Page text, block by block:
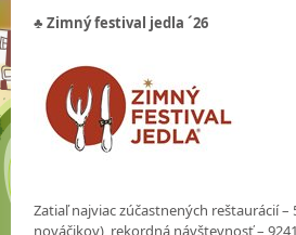
♣ Zimný festival jedla ´26
Zatiaľ najviac zúčastnených reštaurácií –
nováčikov), rekordná návštevnosť –